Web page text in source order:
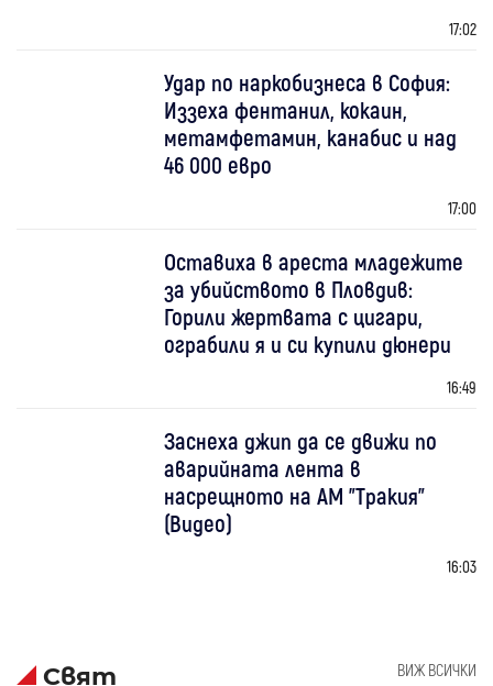
17:02
Удар по наркобизнеса в София:
Иззеха фентанил, кокаин,
метамфетамин, канабис и над
46 000 евро
17:00
Оставиха в ареста младежите
за убийството в Пловдив:
Горили жертвата с цигари,
ограбили я и си купили дюнери
16:49
Заснеха джип да се движи по
аварийната лента в
насрещното на АМ "Тракия"
(Видео)
16:03
Свят ВИЖ ВСИЧКИ